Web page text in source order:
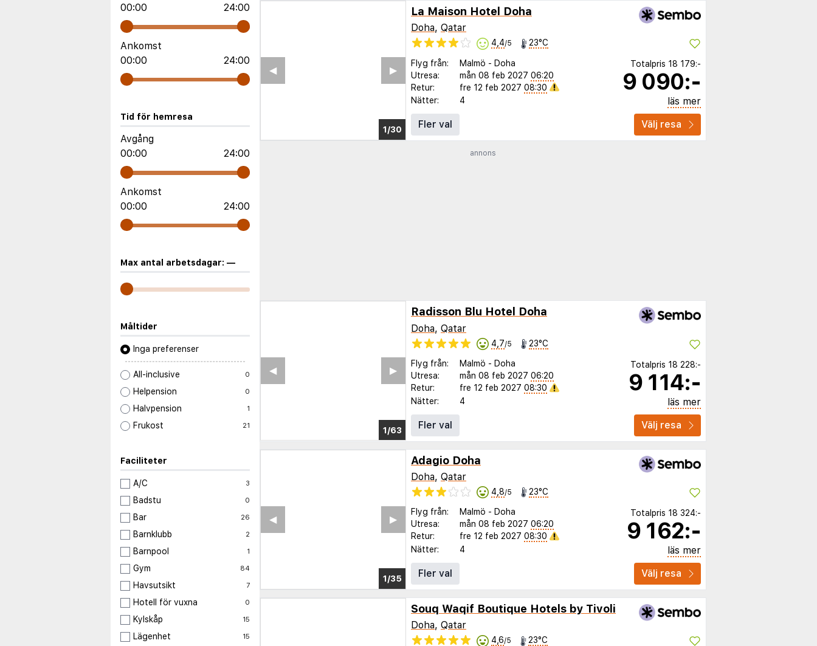
00:00
24:00
Ankomst
00:00
24:00
Tid för hemresa
Avgång
00:00
24:00
Ankomst
00:00
24:00
Max antal arbetsdagar: —
Måltider
Inga preferenser
All-inclusive 0
Helpension 0
Halvpension 1
Frukost 21
Faciliteter
A/C 3
Badstu 0
Bar 26
Barnklubb 2
Barnpool 1
Gym 84
Havsutsikt 7
Hotell för vuxna 0
Kylskåp 15
Lägenhet 15
1/25
▶︎
◀︎
La Maison Hotel Doha
Doha, Qatar
4,4/5 23°C
Flyg från: Malmö - Doha
Utresa:
mån 08 feb 2027 06:20
Retur:
fre 12 feb 2027 08:30
Nätter:
4
Totalpris 18 179:-
9 090:-
läs mer
Fler val
Välj resa
annons
1/57
▶︎
◀︎
Radisson Blu Hotel Doha
Doha, Qatar
4,7/5 23°C
Flyg från: Malmö - Doha
Utresa:
mån 08 feb 2027 06:20
Retur:
fre 12 feb 2027 08:30
Nätter:
4
Totalpris 18 228:-
9 114:-
läs mer
Fler val
Välj resa
1/30
▶︎
◀︎
Adagio Doha
Doha, Qatar
4,8/5 23°C
Flyg från: Malmö - Doha
Utresa:
mån 08 feb 2027 06:20
Retur:
fre 12 feb 2027 08:30
Nätter:
4
Totalpris 18 324:-
9 162:-
läs mer
Fler val
Välj resa
Souq Waqif Boutique Hotels by Tivoli
Doha, Qatar
4,6/5 23°C